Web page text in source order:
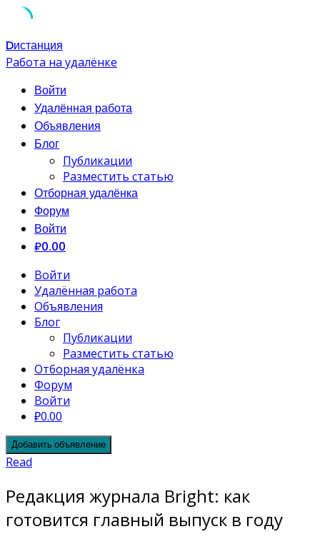
Skip
to
Dистанция
Работа на удалёнке
Войти
Удалённая работа
Объявления
Блог
Публикации
Разместить статью
Отборная удалёнка
Форум
Войти
₽0.00
Войти
Удалённая работа
Объявления
Блог
Публикации
Разместить статью
Отборная удалёнка
Форум
Войти
₽0.00
Добавить объявление
Read
Редакция журнала Bright: как
готовится главный выпуск в году